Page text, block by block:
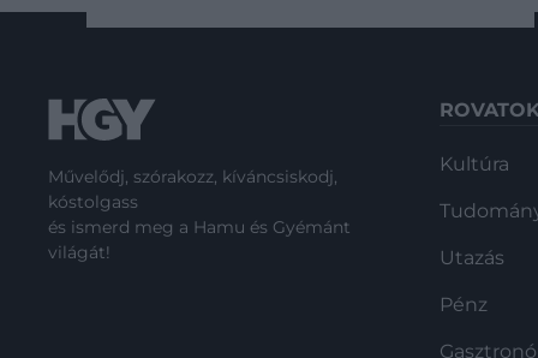
Művelődj, szórakozz, kíváncsiskodj,
kóstolgass
és ismerd meg a Hamu és Gyémánt
világát!
Kultúra
Utazás
Pénz